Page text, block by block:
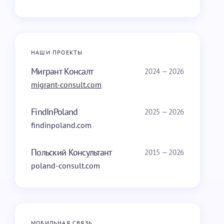
НАШИ ПРОЕКТЫ
Мигрант Консалт 2024 — 2026
migrant-consult.com
FindInPoland 2025 — 2026
findinpoland.com
Польский Консультант 2015 — 2026
poland-consult.com